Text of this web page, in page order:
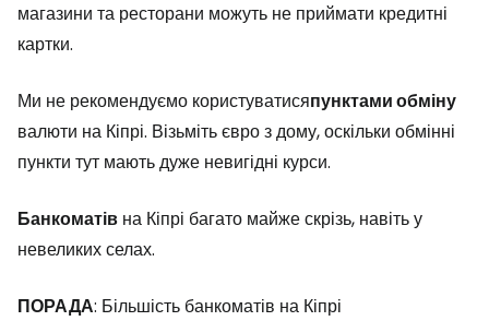
магазини та ресторани можуть не приймати кредитні
картки.
Ми не рекомендуємо користуватисяпунктами обміну
валюти на Кіпрі. Візьміть євро з дому, оскільки обмінні
пункти тут мають дуже невигідні курси.
Банкоматів на Кіпрі багато майже скрізь, навіть у
невеликих селах.
ПОРАДА: Більшість банкоматів на Кіпрі